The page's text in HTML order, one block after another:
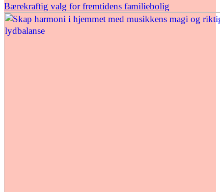
Bærekraftig valg for fremtidens familiebolig